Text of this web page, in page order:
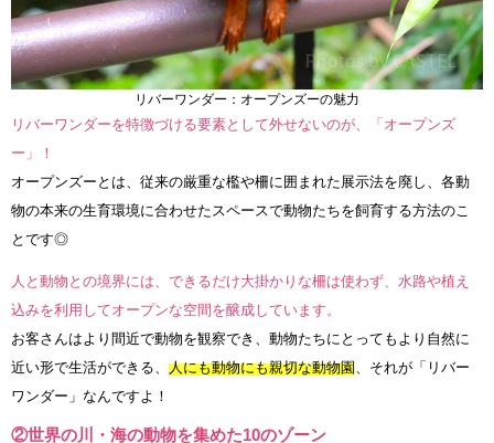
リバーワンダー：オープンズーの魅力
リバーワンダーを特徴づける要素として外せないのが、「オープンズ
ー」！
オープンズーとは、従来の厳重な檻や柵に囲まれた展示法を廃し、各動
物の本来の生育環境に合わせたスペースで動物たちを飼育する方法のこ
とです◎
人と動物との境界には、できるだけ大掛かりな柵は使わず、水路や植え
込みを利用してオープンな空間を醸成しています。
お客さんはより間近で動物を観察でき、動物たちにとってもより自然に
近い形で生活ができる、 人にも動物にも親切な動物園、それが「リバー
ワンダー」なんですよ！
②世界の川・海の動物を集めた10のゾーン